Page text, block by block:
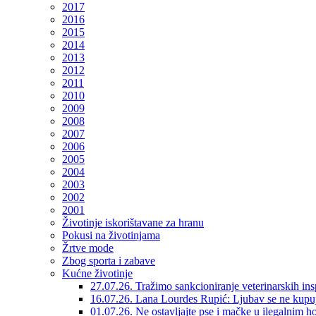
2017
2016
2015
2014
2013
2012
2011
2010
2009
2008
2007
2006
2005
2004
2003
2002
2001
Životinje iskorištavane za hranu
Pokusi na životinjama
Žrtve mode
Zbog sporta i zabave
Kućne životinje
27.07.26. Tražimo sankcioniranje veterinarskih
16.07.26. Lana Lourdes Rupić: Ljubav se ne
01.07.26. Ne ostavljajte pse i mačke u ilegalnim